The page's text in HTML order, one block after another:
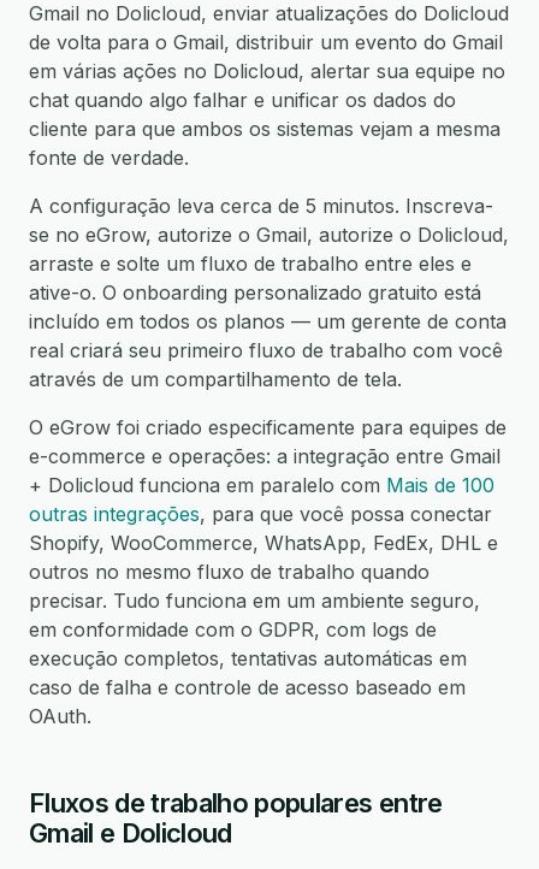
Gmail no Dolicloud, enviar atualizações do Dolicloud
de volta para o Gmail, distribuir um evento do Gmail
em várias ações no Dolicloud, alertar sua equipe no
chat quando algo falhar e unificar os dados do
cliente para que ambos os sistemas vejam a mesma
fonte de verdade.
A configuração leva cerca de 5 minutos. Inscreva-
se no eGrow, autorize o Gmail, autorize o Dolicloud,
arraste e solte um fluxo de trabalho entre eles e
ative-o. O onboarding personalizado gratuito está
incluído em todos os planos — um gerente de conta
real criará seu primeiro fluxo de trabalho com você
através de um compartilhamento de tela.
O eGrow foi criado especificamente para equipes de
e-commerce e operações: a integração entre Gmail
+ Dolicloud funciona em paralelo com Mais de 100
outras integrações, para que você possa conectar
Shopify, WooCommerce, WhatsApp, FedEx, DHL e
outros no mesmo fluxo de trabalho quando
precisar. Tudo funciona em um ambiente seguro,
em conformidade com o GDPR, com logs de
execução completos, tentativas automáticas em
caso de falha e controle de acesso baseado em
OAuth.
Fluxos de trabalho populares entre
Gmail e Dolicloud